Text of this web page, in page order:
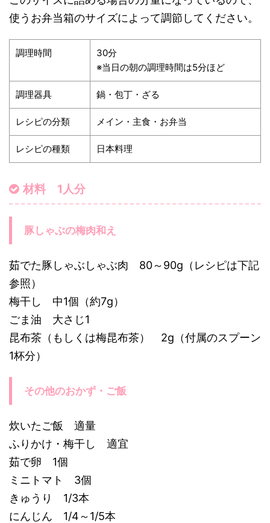
使うお弁当箱のサイズによって調節してください。
調理時間
30分
※当日の朝の調理時間は5分ほど
調理器具 鍋・包丁・ざる
レシピの分類 メイン・主食・お弁当
レシピの種類 日本料理
材料 1人分
豚しゃぶの梅肉和え
茹でた豚しゃぶしゃぶ肉 80～90g（レシピは下記
参照）
梅干し 中1個（約7g）
ごま油 大さじ1
昆布茶（もしくは梅昆布茶） 2g（付属のスプーン
1杯分）
その他のおかず・ご飯
炊いたご飯 適量
ふりかけ・梅干し 適宜
茹で卵 1個
ミニトマト 3個
きゅうり 1/3本
にんじん 1/4～1/5本